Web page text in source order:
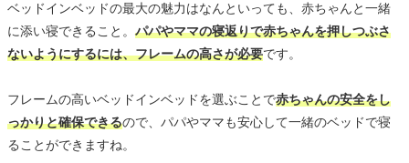
ベッドインベッドの最大の魅力はなんといっても、赤ちゃんと一緒
に添い寝できること。 パパやママの寝返りで赤ちゃんを押しつぶさ
ないようにするには、フレームの高さが必要です。
フレームの高いベッドインベッドを選ぶことで赤ちゃんの安全をし
っかりと確保できるので、パパやママも安心して一緒のベッドで寝
ることができますね。